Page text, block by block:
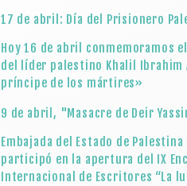
17 de abril: Día del Prisionero
Hoy 16 de abril conmemoramos
del líder palestino Khalil Ibrahim
príncipe de los mártires»
9 de abril, "Masacre de Deir
Embajada del Estado de
participó en la apertura del IX
Internacional de Escritores “La